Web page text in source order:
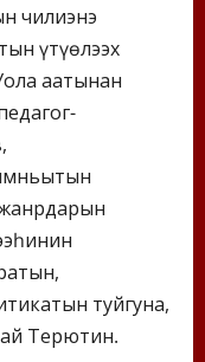
чилиэнэ
үтүөлээх
аатынан
туйгуна,
Терютин.